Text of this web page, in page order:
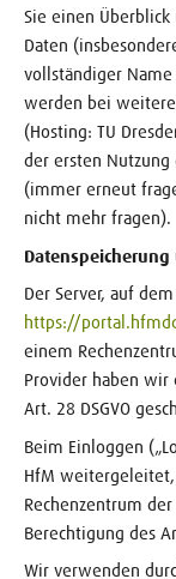
Sie einen
Daten
vollständiger
werden bei
(Hosting: TU
der ersten
(immer erneut
nicht mehr fragen).
Der Server, auf
https://
einem
Provider haben wir
Art. 28 DSGVO
Beim Einloggen
HfM
Rechenzentrum
Berechtigung des
Wir verwenden